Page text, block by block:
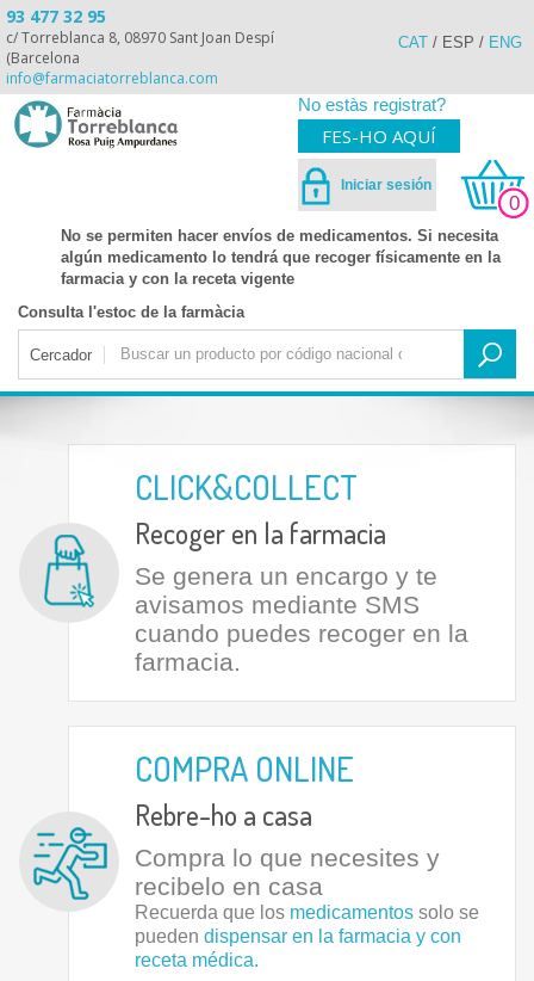
93 477 32 95
c/ Torreblanca 8, 08970 Sant Joan Despí
(Barcelona
info@farmaciatorreblanca.com
CAT / ESP / ENG
No estàs registrat?
FES-HO AQUÍ
Iniciar sesión
0
No se permiten hacer envíos de medicamentos. Si necesita
algún medicamento lo tendrá que recoger físicamente en la
farmacia y con la receta vigente
Consulta l'estoc de la farmàcia
Cercador
CLICK&COLLECT
Recoger en la farmacia
Se genera un encargo y te
avisamos mediante SMS
cuando puedes recoger en la
farmacia.
COMPRA ONLINE
Rebre-ho a casa
Compra lo que necesites y
recibelo en casa
Recuerda que los medicamentos solo se
pueden dispensar en la farmacia y con
receta médica.